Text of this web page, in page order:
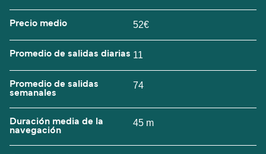
Precio medio 52€
Promedio de salidas diarias 11
Promedio de salidas
semanales
74
Duración media de la
navegación
45 m